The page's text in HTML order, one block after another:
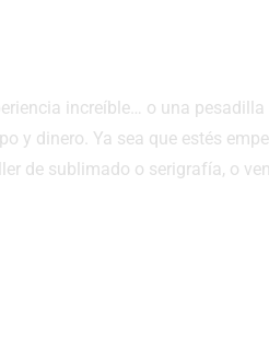
increíble… o una pesadilla
y dinero. Ya sea que estés
de sublimado o serigrafía, o